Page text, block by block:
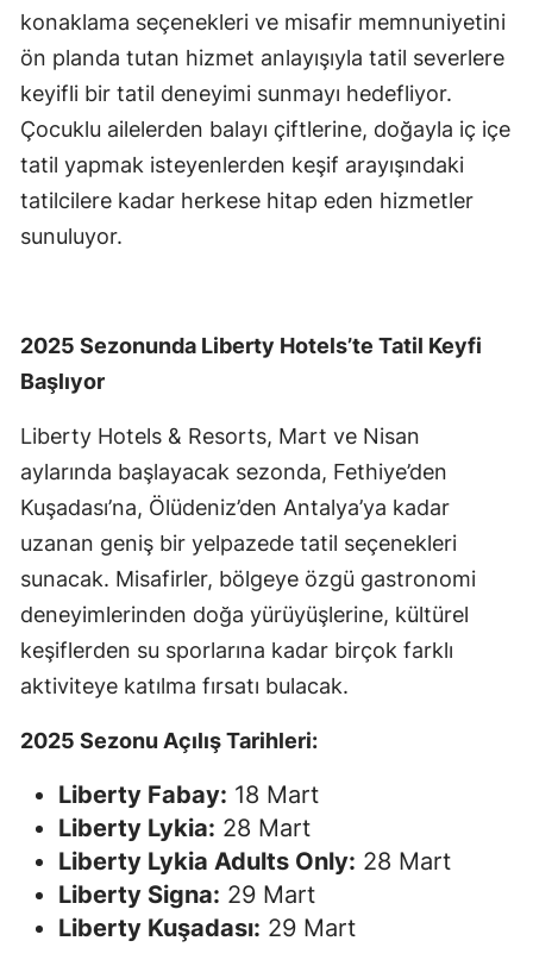
konaklama seçenekleri ve misafir memnuniyetini
ön planda tutan hizmet anlayışıyla tatil severlere
keyifli bir tatil deneyimi sunmayı hedefliyor.
Çocuklu ailelerden balayı çiftlerine, doğayla iç içe
tatil yapmak isteyenlerden keşif arayışındaki
tatilcilere kadar herkese hitap eden hizmetler
sunuluyor.
2025 Sezonunda Liberty Hotels’te Tatil Keyfi
Başlıyor
Liberty Hotels & Resorts, Mart ve Nisan
aylarında başlayacak sezonda, Fethiye’den
Kuşadası’na, Ölüdeniz’den Antalya’ya kadar
uzanan geniş bir yelpazede tatil seçenekleri
sunacak. Misafirler, bölgeye özgü gastronomi
deneyimlerinden doğa yürüyüşlerine, kültürel
keşiflerden su sporlarına kadar birçok farklı
aktiviteye katılma fırsatı bulacak.
2025 Sezonu Açılış Tarihleri:
Liberty Fabay: 18 Mart
Liberty Lykia: 28 Mart
Liberty Lykia Adults Only: 28 Mart
Liberty Signa: 29 Mart
Liberty Kuşadası: 29 Mart